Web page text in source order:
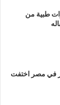
طبية من
في مصر اختفت